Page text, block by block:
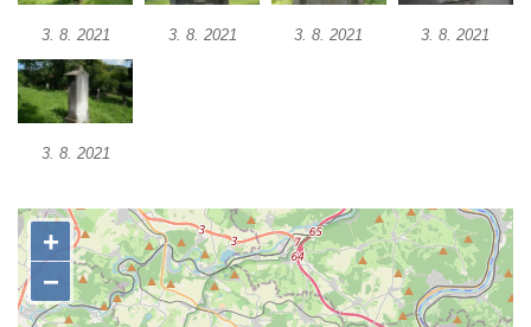
Kříž u Obrázku severovýchodně od
Práchně
Kříž na rozcestí u domu čp. 283 v Dolním
Podluží
Podluží
Kříž u domu čp. 155 v Chřibské
Údajný kříž u domu čp. 283 ve Chřibské
3. 8. 2021 3. 8. 2021 3. 8. 2021 3. 8. 2021
3. 8. 2021